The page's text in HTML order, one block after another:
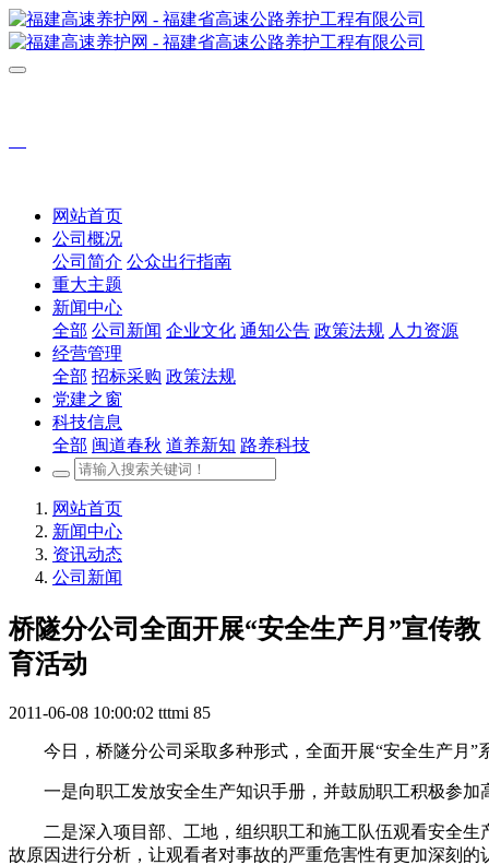
网站首页
公司概况
公司简介 公众出行指南
重大主题
新闻中心
全部 公司新闻 企业文化 通知公告 政策法规 人力资源
经营管理
全部 招标采购 政策法规
党建之窗
科技信息
全部 闽道春秋 道养新知 路养科技
网站首页
新闻中心
资讯动态
公司新闻
桥隧分公司全面开展“安全生产月”宣传教
育活动
2011-06-08 10:00:02 tttmi 85
今日，桥隧分公司采取多种形式，全面开展“安全生产月”
一是向职工发放安全生产知识手册，并鼓励职工积极参加
二是深入项目部、工地，组织职工和施工队伍观看安全生
故原因进行分析，让观看者对事故的严重危害性有更加深刻的